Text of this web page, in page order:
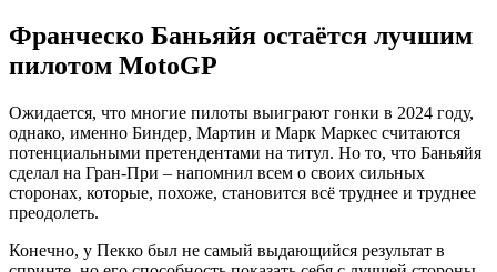
Франческо Баньяйя остаётся лучшим
пилотом MotoGP
Ожидается, что многие пилоты выиграют гонки в 2024 году,
однако, именно Биндер, Мартин и Марк Маркес считаются
потенциальными претендентами на титул. Но то, что Баньяйя
сделал на Гран-При – напомнил всем о своих сильных
сторонах, которые, похоже, становится всё труднее и труднее
преодолеть.
Конечно, у Пекко был не самый выдающийся результат в